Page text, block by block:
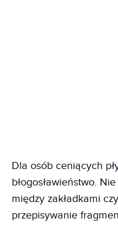
Dla osób ceniących
błogosławieństwo.
między zakładkami
przepisywanie